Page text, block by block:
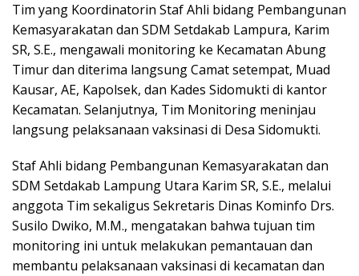
Tim yang Koordinatorin Staf Ahli bidang Pembangunan
Kemasyarakatan dan SDM Setdakab Lampura, Karim
SR, S.E., mengawali monitoring ke Kecamatan Abung
Timur dan diterima langsung Camat setempat, Muad
Kausar, AE, Kapolsek, dan Kades Sidomukti di kantor
Kecamatan. Selanjutnya, Tim Monitoring meninjau
langsung pelaksanaan vaksinasi di Desa Sidomukti.
Staf Ahli bidang Pembangunan Kemasyarakatan dan
SDM Setdakab Lampung Utara Karim SR, S.E., melalui
anggota Tim sekaligus Sekretaris Dinas Kominfo Drs.
Susilo Dwiko, M.M., mengatakan bahwa tujuan tim
monitoring ini untuk melakukan pemantauan dan
membantu pelaksanaan vaksinasi di kecamatan dan